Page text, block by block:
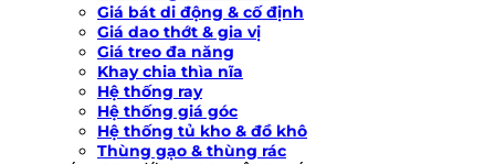
Giá bát di động & cố định
Giá dao thớt & gia vị
Giá treo đa năng
Khay chia thìa nĩa
Hệ thống ray
Hệ thống giá góc
Hệ thống tủ kho & đồ khô
Thùng gạo & thùng rác